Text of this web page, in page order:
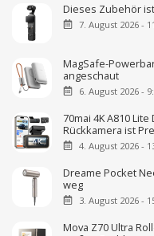
Dieses Zubehör
7. August 2026 -
MagSafe-
angeschaut
6. August 2026 -
70mai 4K A810
Rückkamera ist
4. August 2026 -
Dreame Pocket
weg
3. August 2026 -
Mova Z70 Ultra